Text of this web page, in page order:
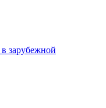
зарубежной